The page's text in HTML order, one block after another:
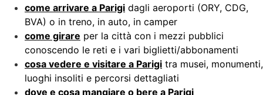
come arrivare a Parigi dagli aeroporti (ORY, CDG,
BVA) o in treno, in auto, in camper
come girare per la città con i mezzi pubblici
conoscendo le reti e i vari biglietti/abbonamenti
cosa vedere e visitare a Parigi tra musei, monumenti,
luoghi insoliti e percorsi dettagliati
dove e cosa mangiare o bere a Parigi